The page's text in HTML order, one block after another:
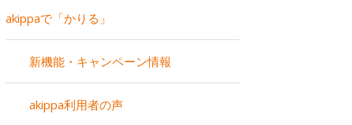
akippaで「かりる」
新機能・キャンペーン情報
akippa利用者の声